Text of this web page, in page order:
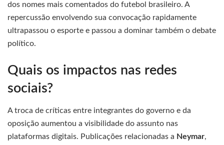
dos nomes mais comentados do futebol brasileiro. A
repercussão envolvendo sua convocação rapidamente
ultrapassou o esporte e passou a dominar também o debate
político.
Quais os impactos nas redes
sociais?
A troca de críticas entre integrantes do governo e da
oposição aumentou a visibilidade do assunto nas
plataformas digitais. Publicações relacionadas a Neymar,